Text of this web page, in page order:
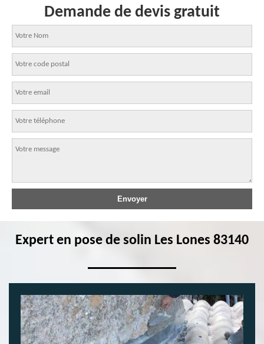
Demande de devis gratuit
Expert en pose de solin Les Lones 83140